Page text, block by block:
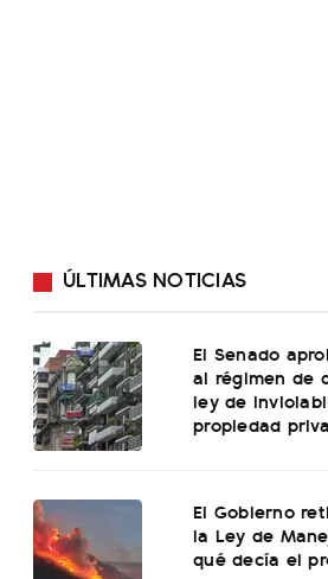
ÚLTIMAS NOTICIAS
El Senado
al régimen de
ley de
propiedad
El Gobierno
la Ley de
qué decía el